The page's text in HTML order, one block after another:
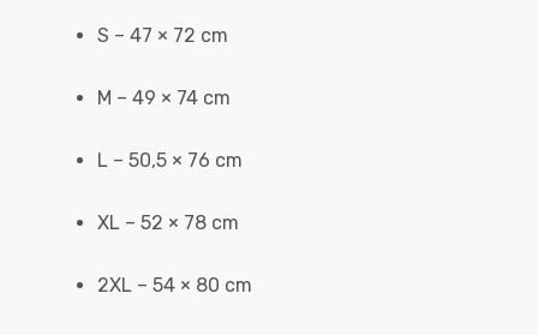
S – 47 × 72 cm
M – 49 × 74 cm
L – 50,5 × 76 cm
XL – 52 × 78 cm
2XL – 54 × 80 cm